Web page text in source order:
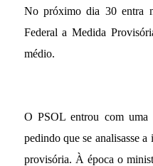
No próximo dia 30 entra
Federal a Medida
médio.
O PSOL entrou com uma
pedindo que se analisasse
provisória. À época o